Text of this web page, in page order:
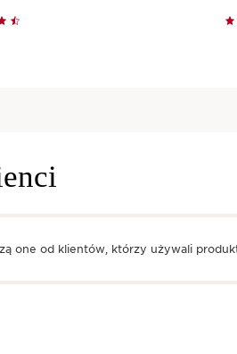
Szybki podgląd
one od klientów, którzy używali